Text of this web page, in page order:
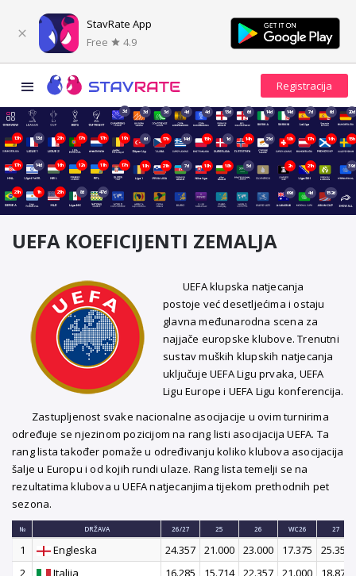
StavRate App
Free
4.9
3d 3d 3d 4d 4d 13d 6d 14d 14d 7d 6d 20d
13h 13d 21h 17h 17h 19h 6d 17h 14d 15h 1d 14h 21d 18h 17h 16h 15h
17h 14d 16h 12h 11h 17h 18h 21h 7d 18h 18h 5d 2h 21h 39d
21h 1h 23h 8d 47d 69d 4d 152d
UEFA KOEFICIJENTI ZEMALJA
UEFA klupska natjecanja
postoje već desetljećima i ostaju
glavna međunarodna scena za
najjače europske klubove. Trenutni
sustav muških klupskih natjecanja
uključuje UEFA Ligu prvaka, UEFA
Ligu Europe i UEFA Ligu konferencija.
Zastupljenost svake nacionalne asocijacije u ovim turnirima
određuje se njezinom pozicijom na rang listi asocijacija UEFA. Ta
rang lista također pomaže u određivanju koliko klubova asocijacija
šalje u Europu i od kojih rundi ulaze. Rang lista temelji se na
rezultatima klubova u UEFA natjecanjima tijekom prethodnih pet
sezona.
№ DRŽAVA 26/27 25 26 WC26 27
1 Engleska 24.357 21.000 23.000 17.375
25.357
2
Italija 16.285 15.714 22.357 21.000
18.875